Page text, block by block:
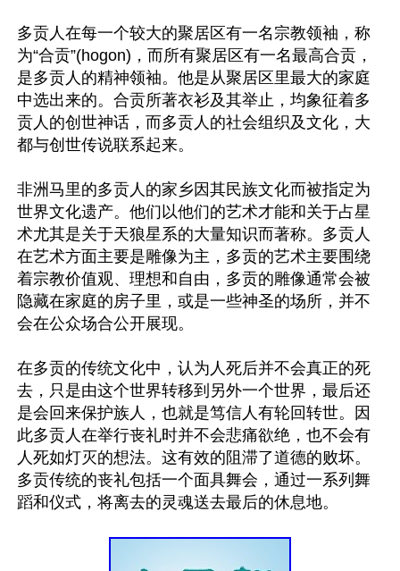
多贡人在每一个较大的聚居区有一名宗教领袖，称
为“合贡”(hogon)，而所有聚居区有一名最高合贡，
是多贡人的精神领袖。他是从聚居区里最大的家庭
中选出来的。合贡所著衣衫及其举止，均象征着多
贡人的创世神话，而多贡人的社会组织及文化，大
都与创世传说联系起来。
非洲马里的多贡人的家乡因其民族文化而被指定为
世界文化遗产。他们以他们的艺术才能和关于占星
术尤其是关于天狼星系的大量知识而著称。多贡人
在艺术方面主要是雕像为主，多贡的艺术主要围绕
着宗教价值观、理想和自由，多贡的雕像通常会被
隐藏在家庭的房子里，或是一些神圣的场所，并不
会在公众场合公开展现。
在多贡的传统文化中，认为人死后并不会真正的死
去，只是由这个世界转移到另外一个世界，最后还
是会回来保护族人，也就是笃信人有轮回转世。因
此多贡人在举行丧礼时并不会悲痛欲绝，也不会有
人死如灯灭的想法。这有效的阻滞了道德的败坏。
多贡传统的丧礼包括一个面具舞会，通过一系列舞
蹈和仪式，将离去的灵魂送去最后的休息地。